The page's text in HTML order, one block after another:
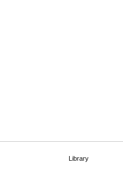
Library